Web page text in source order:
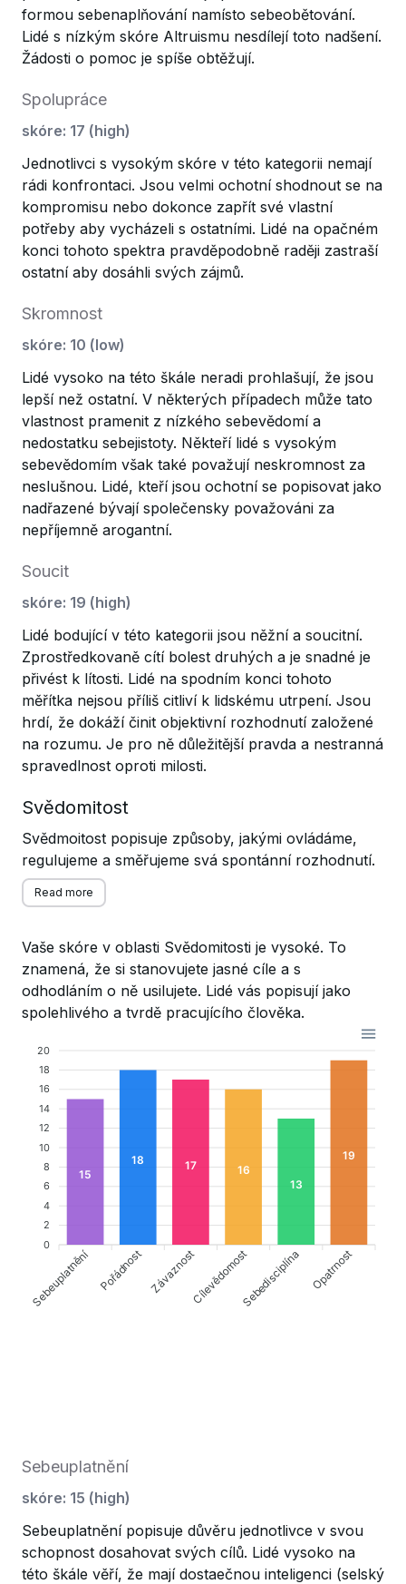
formou sebenaplňování namísto sebeobětování.
Lidé s nízkým skóre Altruismu nesdílejí toto nadšení.
Žádosti o pomoc je spíše obtěžují.
Spolupráce
skóre: 17 (high)
Jednotlivci s vysokým skóre v této kategorii nemají
rádi konfrontaci. Jsou velmi ochotní shodnout se na
kompromisu nebo dokonce zapřít své vlastní
potřeby aby vycházeli s ostatními. Lidé na opačném
konci tohoto spektra pravděpodobně raději zastraší
ostatní aby dosáhli svých zájmů.
Skromnost
skóre: 10 (low)
Lidé vysoko na této škále neradi prohlašují, že jsou
lepší než ostatní. V některých případech může tato
vlastnost pramenit z nízkého sebevědomí a
nedostatku sebejistoty. Někteří lidé s vysokým
sebevědomím však také považují neskromnost za
neslušnou. Lidé, kteří jsou ochotní se popisovat jako
nadřazené bývají společensky považováni za
nepříjemně arogantní.
Soucit
skóre: 19 (high)
Lidé bodující v této kategorii jsou něžní a soucitní.
Zprostředkovaně cítí bolest druhých a je snadné je
přivést k lítosti. Lidé na spodním konci tohoto
měřítka nejsou příliš citliví k lidskému utrpení. Jsou
hrdí, že dokáží činit objektivní rozhodnutí založené
na rozumu. Je pro ně důležitější pravda a nestranná
spravedlnost oproti milosti.
Svědomitost
Svědmoitost popisuje způsoby, jakými ovládáme,
regulujeme a směřujeme svá spontánní rozhodnutí.
Read more
Vaše skóre v oblasti Svědomitosti je vysoké. To
znamená, že si stanovujete jasné cíle a s
odhodláním o ně usilujete. Lidé vás popisují jako
spolehlivého a tvrdě pracujícího člověka.
20
18
16
14
12
10
8
6
4
2
0
15
18 17
16
13
19
Sebeuplatnění Pořádnost ZávaznostCílevědomostSebedisciplína Opatrnost
Sebeuplatnění
skóre: 15 (high)
Sebeuplatnění popisuje důvěru jednotlivce v svou
schopnost dosahovat svých cílů. Lidé vysoko na
této škále věří, že mají dostaečnou inteligenci (selský